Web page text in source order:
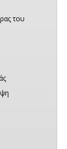
του